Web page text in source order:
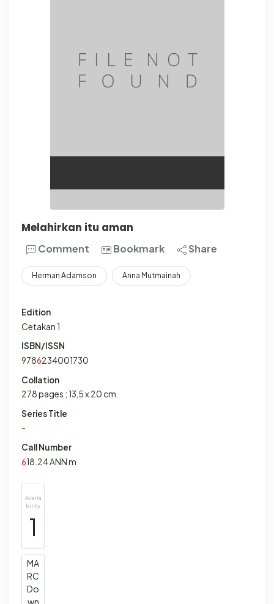
Melahirkan itu aman
Comment Bookmark Share
Herman Adamson Anna Mutmainah
Edition
Cetakan 1
ISBN/ISSN
9786234001730
Collation
278 pages ; 13,5 x 20 cm
Series Title
-
Call Number
618.24 ANN m
Availa
bility
1
MA
RC
Do